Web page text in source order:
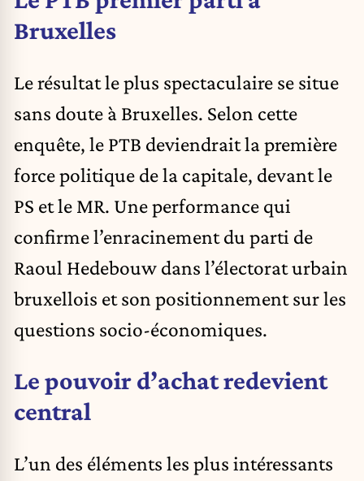
Bruxelles
Le résultat le plus spectaculaire se situe
sans doute à Bruxelles. Selon cette
enquête, le PTB deviendrait la première
force politique de la capitale, devant le
PS et le MR. Une performance qui
confirme l’enracinement du parti de
Raoul Hedebouw dans l’électorat urbain
bruxellois et son positionnement sur les
questions socio-économiques.
Le pouvoir d’achat redevient
central
L’un des éléments les plus intéressants